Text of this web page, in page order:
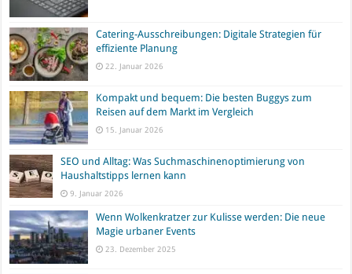
Catering-Ausschreibungen: Digitale Strategien für
effiziente Planung
22. Januar 2026
Kompakt und bequem: Die besten Buggys zum
Reisen auf dem Markt im Vergleich
15. Januar 2026
SEO und Alltag: Was Suchmaschinenoptimierung von
Haushaltstipps lernen kann
9. Januar 2026
Wenn Wolkenkratzer zur Kulisse werden: Die neue
Magie urbaner Events
23. Dezember 2025